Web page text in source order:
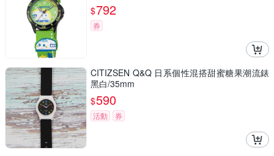
$792
券
CITIZSEN Q&Q 日系個性混搭甜蜜糖果潮流錶
黑白/35mm
$590
活動 券